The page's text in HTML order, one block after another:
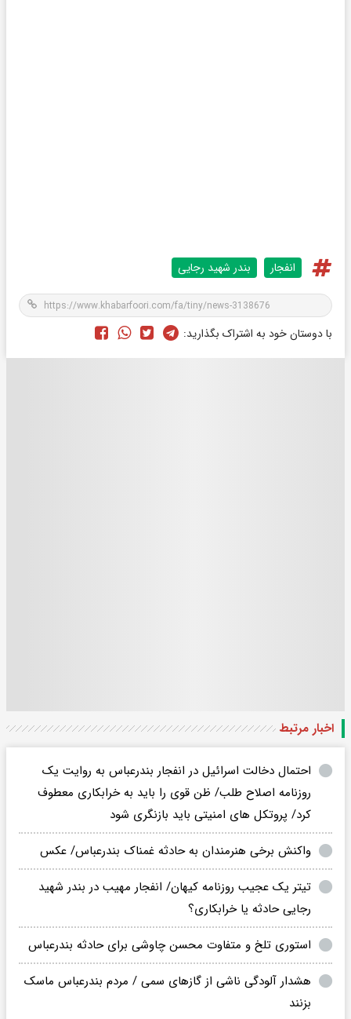
انفجار بندر شهید رجایی
با دوستان خود به اشتراک بگذارید:
اخبار مرتبط
احتمال دخالت اسرائیل در انفجار بندرعباس به روایت یک
روزنامه اصلاح طلب/ ظن قوی را باید به خرابکاری معطوف
کرد/ پروتکل های امنیتی باید بازنگری شود
واکنش برخی هنرمندان به حادثه غمناک بندرعباس/ عکس
تیتر یک عجیب روزنامه کیهان/ انفجار مهیب در بندر شهید
رجایی حادثه یا خرابکاری؟
استوری تلخ و متفاوت محسن چاوشی برای حادثه بندرعباس
هشدار آلودگی ناشی از گازهای سمی / مردم بندرعباس ماسک
بزنند